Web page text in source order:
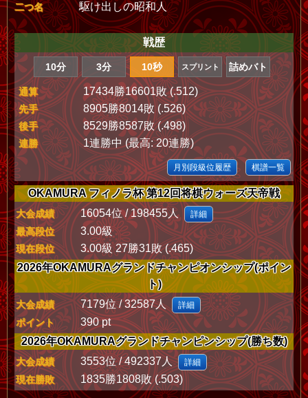
二つ名 駆け出しの昭和人
戦歴
10分 3分 10秒 スプリント 詰めバト
通算 17434勝16601敗 (.512)
先手 8905勝8014敗 (.526)
後手 8529勝8587敗 (.498)
連勝 1連勝中 (最高: 20連勝)
月別段級位履歴 棋譜一覧
OKAMURA フィノラ杯 第12回将棋ウォーズ天帝戦
大会成績 16054位 / 198455人 詳細
最高段位 3.00級
現在段位
3.00級 27勝31敗 (.465)
2026年OKAMURAグランドチャンピオンシップ(ポイン
ト)
大会成績 7179位 / 32587人 詳細
ポイント
390 pt
2026年OKAMURAグランドチャンピンシップ(勝ち数)
大会成績 3553位 / 492337人 詳細
現在勝敗 1835勝1808敗 (.503)